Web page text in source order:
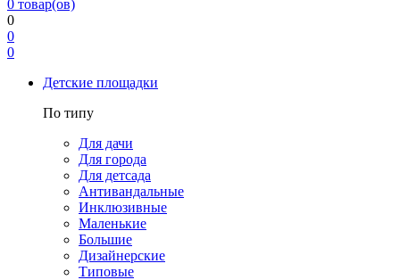
0 товар(ов)
0
0
0
Детские площадки
По типу
Для дачи
Для города
Для детсада
Антивандальные
Инклюзивные
Маленькие
Большие
Дизайнерские
Типовые